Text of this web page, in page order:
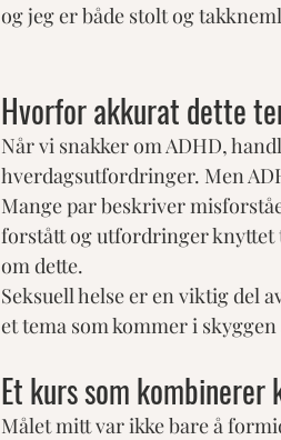
og jeg er både stolt og
Hvorfor akkurat dette
Når vi snakker om ADHD,
hverdagsutfordringer. Men
Mange par beskriver
forstått og utfordringer knyttet
om dette.
Seksuell helse er en viktig del
et tema som kommer i
Et kurs som
Målet mitt var ikke bare å